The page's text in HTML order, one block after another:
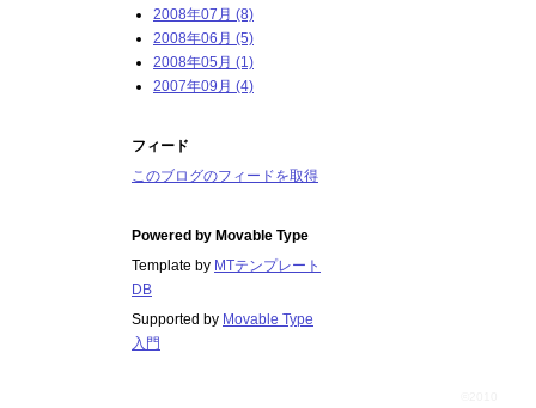
2008年07月 (8)
2008年06月 (5)
2008年05月 (1)
2007年09月 (4)
フィード
このブログのフィードを取得
Powered by Movable Type
Template by MTテンプレート
DB
Supported by Movable Type
入門